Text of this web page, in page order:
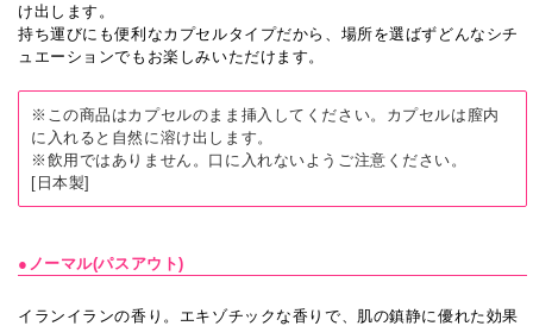
け出します。
持ち運びにも便利なカプセルタイプだから、場所を選ばずどんなシチ
ュエーションでもお楽しみいただけます。
※この商品はカプセルのまま挿入してください。カプセルは膣内
に入れると自然に溶け出します。
※飲用ではありません。口に入れないようご注意ください。
[日本製]
●ノーマル(パスアウト)
イランイランの香り。エキゾチックな香りで、肌の鎮静に優れた効果